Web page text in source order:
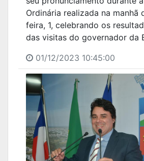
Ordinária realizada na manhã
feira, 1, celebrando os
das visitas do governador da
01/12/2023 10:45:00